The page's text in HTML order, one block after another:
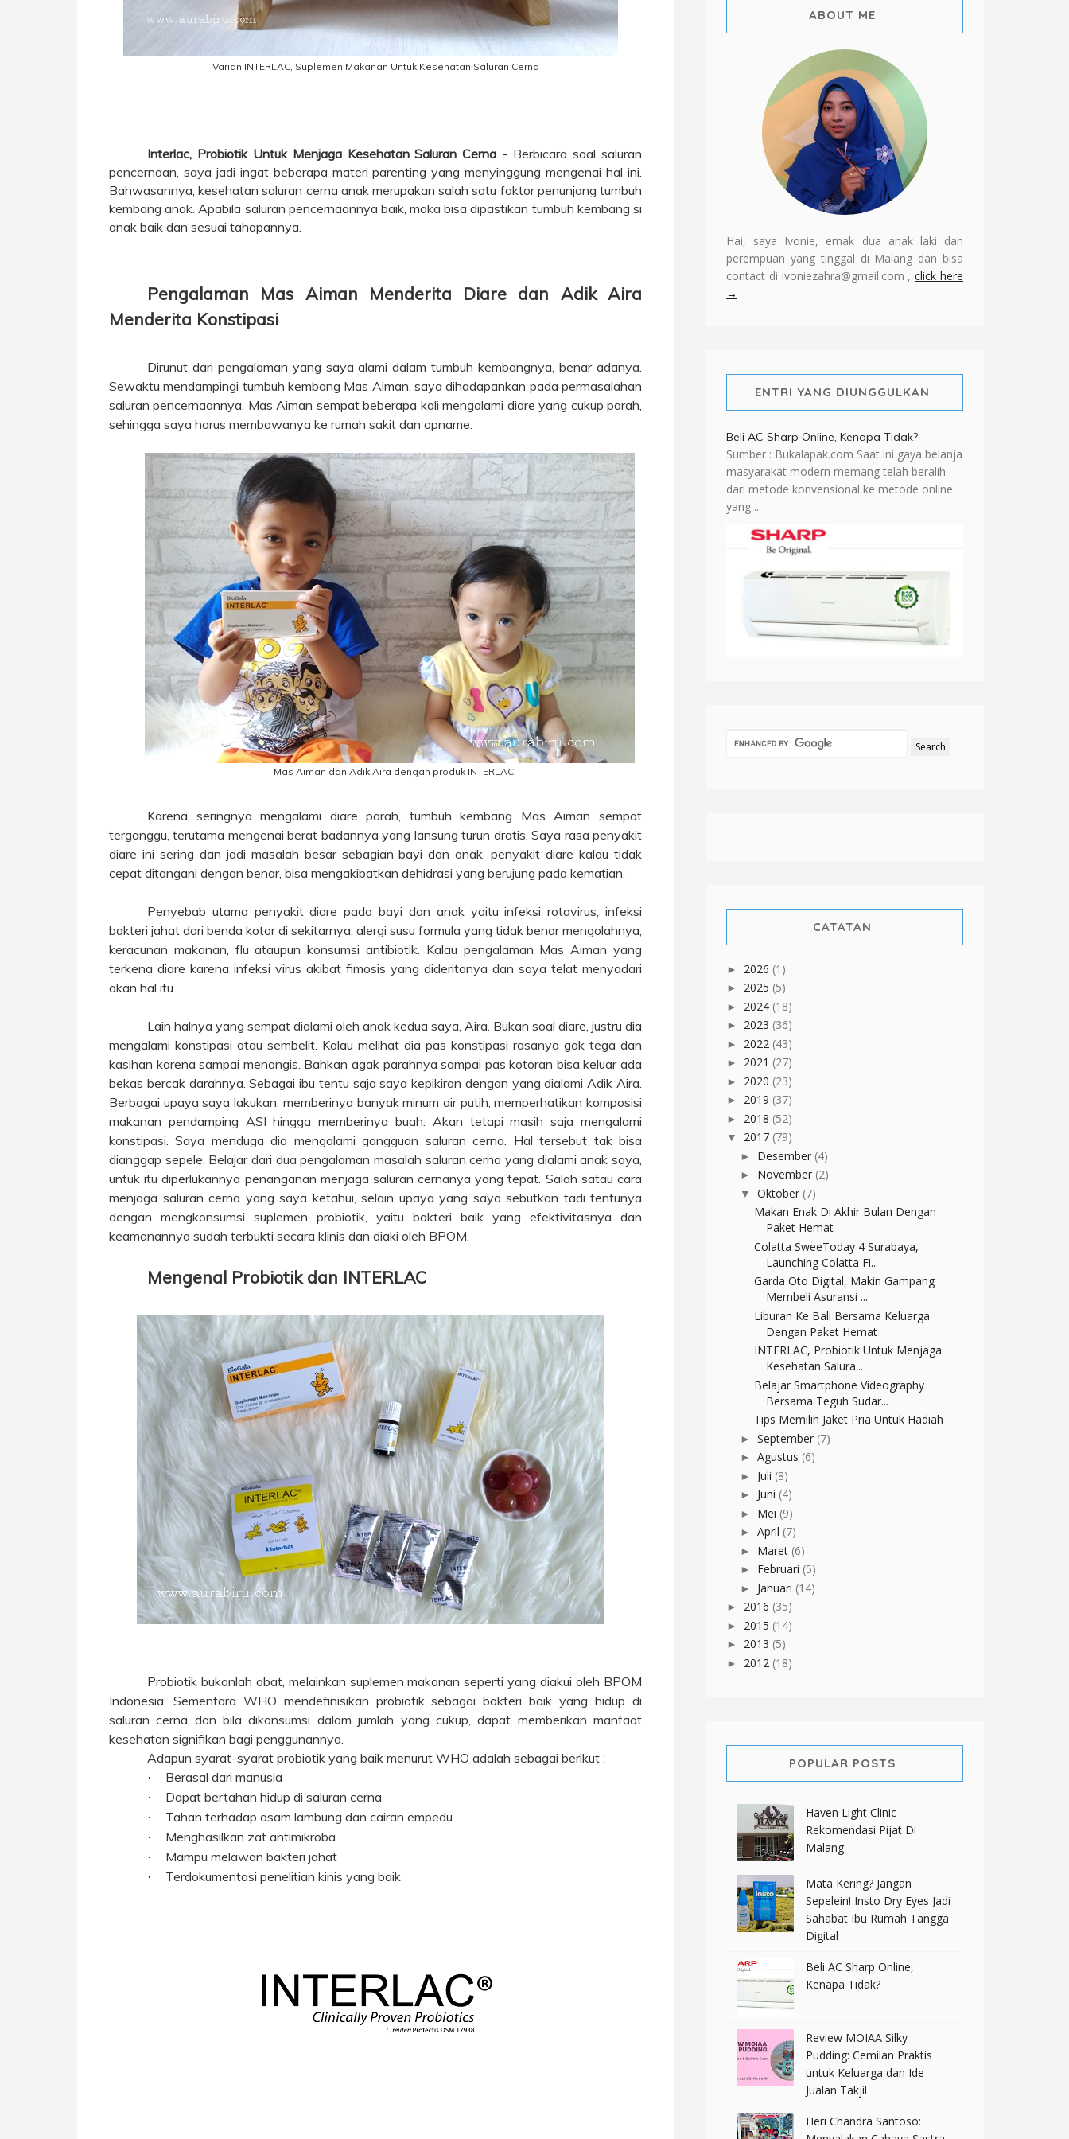
Varian INTERLAC, Suplemen Makanan Untuk Kesehatan Saluran Cerna
Interlac, Probiotik Untuk Menjaga Kesehatan Saluran Cerna - Berbicara soal saluran
pencernaan, saya jadi ingat beberapa materi parenting yang menyinggung mengenai hal ini.
Bahwasannya, kesehatan saluran cerna anak merupakan salah satu faktor penunjang tumbuh
kembang anak. Apabila saluran pencernaannya baik, maka bisa dipastikan tumbuh kembang si
anak baik dan sesuai tahapannya.
Pengalaman Mas Aiman Menderita Diare dan Adik Aira
Menderita Konstipasi
Dirunut dari pengalaman yang saya alami dalam tumbuh kembangnya, benar adanya.
Sewaktu mendampingi tumbuh kembang Mas Aiman, saya dihadapankan pada permasalahan
saluran pencernaannya. Mas Aiman sempat beberapa kali mengalami diare yang cukup parah,
sehingga saya harus membawanya ke rumah sakit dan opname.
Mas Aiman dan Adik Aira dengan produk INTERLAC
Karena seringnya mengalami diare parah, tumbuh kembang Mas Aiman sempat
terganggu, terutama mengenai berat badannya yang lansung turun dratis. Saya rasa penyakit
diare ini sering dan jadi masalah besar sebagian bayi dan anak. penyakit diare kalau tidak
cepat ditangani dengan benar, bisa mengakibatkan dehidrasi yang berujung pada kematian.
Penyebab utama penyakit diare pada bayi dan anak yaitu infeksi rotavirus, infeksi
bakteri jahat dari benda kotor di sekitarnya, alergi susu formula yang tidak benar mengolahnya,
keracunan makanan, flu ataupun konsumsi antibiotik. Kalau pengalaman Mas Aiman yang
terkena diare karena infeksi virus akibat fimosis yang dideritanya dan saya telat menyadari
akan hal itu.
Lain halnya yang sempat dialami oleh anak kedua saya, Aira. Bukan soal diare, justru dia
mengalami konstipasi atau sembelit. Kalau melihat dia pas konstipasi rasanya gak tega dan
kasihan karena sampai menangis. Bahkan agak parahnya sampai pas kotoran bisa keluar ada
bekas bercak darahnya. Sebagai ibu tentu saja saya kepikiran dengan yang dialami Adik Aira.
Berbagai upaya saya lakukan, memberinya banyak minum air putih, memperhatikan komposisi
makanan pendamping ASI hingga memberinya buah. Akan tetapi masih saja mengalami
konstipasi. Saya menduga dia mengalami gangguan saluran cerna. Hal tersebut tak bisa
dianggap sepele. Belajar dari dua pengalaman masalah saluran cerna yang dialami anak saya,
untuk itu diperlukannya penanganan menjaga saluran cernanya yang tepat. Salah satau cara
menjaga saluran cerna yang saya ketahui, selain upaya yang saya sebutkan tadi tentunya
dengan mengkonsumsi suplemen probiotik, yaitu bakteri baik yang efektivitasnya dan
keamanannya sudah terbukti secara klinis dan diaki oleh BPOM.
Mengenal Probiotik dan INTERLAC
Probiotik bukanlah obat, melainkan suplemen makanan seperti yang diakui oleh BPOM
Indonesia. Sementara WHO mendefinisikan probiotik sebagai bakteri baik yang hidup di
saluran cerna dan bila dikonsumsi dalam jumlah yang cukup, dapat memberikan manfaat
kesehatan signifikan bagi penggunannya.
Adapun syarat-syarat probiotik yang baik menurut WHO adalah sebagai berikut :
· Berasal dari manusia
· Dapat bertahan hidup di saluran cerna
· Tahan terhadap asam lambung dan cairan empedu
· Menghasilkan zat antimikroba
· Mampu melawan bakteri jahat
· Terdokumentasi penelitian kinis yang baik
ABOUT ME
Hai, saya Ivonie, emak dua anak laki dan
perempuan yang tinggal di Malang dan bisa
contact di ivoniezahra@gmail.com ,click here
→
ENTRI YANG DIUNGGULKAN
Beli AC Sharp Online, Kenapa Tidak?
Sumber : Bukalapak.com Saat ini gaya belanja
masyarakat modern memang telah beralih
dari metode konvensional ke metode online
yang ...
CATATAN
► 2026 (1)
► 2025 (5)
► 2024 (18)
► 2023 (36)
► 2022 (43)
► 2021 (27)
► 2020 (23)
► 2019 (37)
► 2018 (52)
▼ 2017 (79)
► Desember (4)
► November (2)
▼ Oktober (7)
Makan Enak Di Akhir Bulan Dengan
Paket Hemat
Colatta SweeToday 4 Surabaya,
Launching Colatta Fi...
Garda Oto Digital, Makin Gampang
Membeli Asuransi ...
Liburan Ke Bali Bersama Keluarga
Dengan Paket Hemat
INTERLAC, Probiotik Untuk Menjaga
Kesehatan Salura...
Belajar Smartphone Videography
Bersama Teguh Sudar...
Tips Memilih Jaket Pria Untuk Hadiah
► September (7)
► Agustus (6)
► Juli (8)
► Juni (4)
► Mei (9)
► April (7)
► Maret (6)
► Februari (5)
► Januari (14)
► 2016 (35)
► 2015 (14)
► 2013 (5)
► 2012 (18)
POPULAR POSTS
Haven Light Clinic
Rekomendasi Pijat Di
Malang
Mata Kering? Jangan
Sepelein! Insto Dry Eyes Jadi
Sahabat Ibu Rumah Tangga
Digital
Beli AC Sharp Online,
Kenapa Tidak?
Review MOIAA Silky
Pudding: Cemilan Praktis
untuk Keluarga dan Ide
Jualan Takjil
Heri Chandra Santoso: